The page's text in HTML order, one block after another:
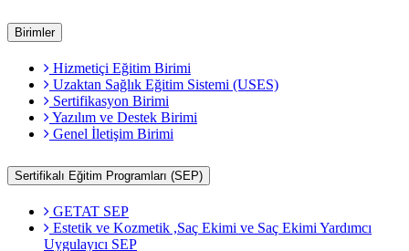
Birimler
Hizmetiçi Eğitim Birimi
Uzaktan Sağlık Eğitim Sistemi (USES)
Sertifikasyon Birimi
Yazılım ve Destek Birimi
Genel İletişim Birimi
Sertifikalı Eğitim Programları (SEP)
GETAT SEP
Estetik ve Kozmetik ,Saç Ekimi ve Saç Ekimi Yardımcı
Uygulayıcı SEP